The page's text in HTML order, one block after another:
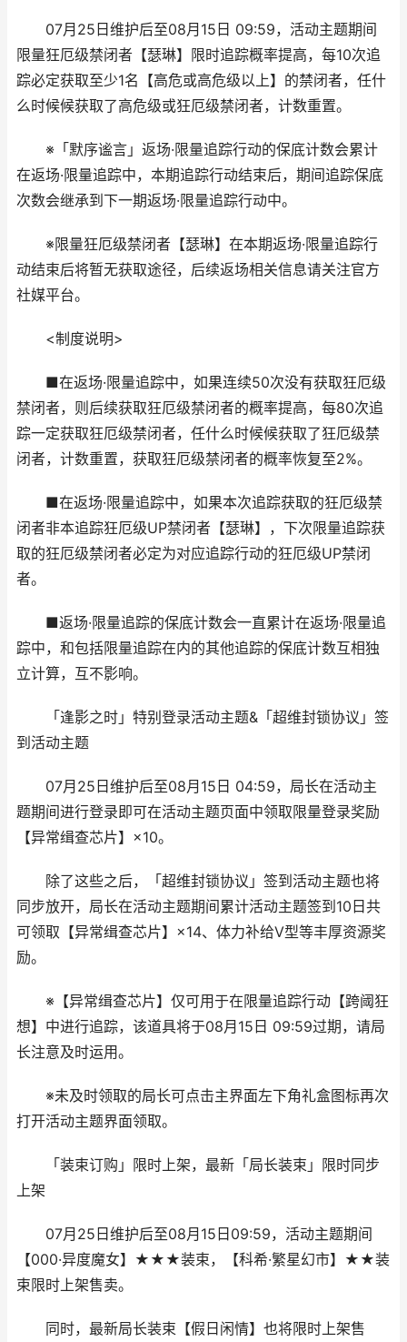
07月25日维护后至08月15日 09:59，活动主题期间
限量狂厄级禁闭者【瑟琳】限时追踪概率提高，每10次追
踪必定获取至少1名【高危或高危级以上】的禁闭者，任什
么时候候获取了高危级或狂厄级禁闭者，计数重置。
※「默序谧言」返场·限量追踪行动的保底计数会累计
在返场·限量追踪中，本期追踪行动结束后，期间追踪保底
次数会继承到下一期返场·限量追踪行动中。
※限量狂厄级禁闭者【瑟琳】在本期返场·限量追踪行
动结束后将暂无获取途径，后续返场相关信息请关注官方
社媒平台。
<制度说明>
■在返场·限量追踪中，如果连续50次没有获取狂厄级
禁闭者，则后续获取狂厄级禁闭者的概率提高，每80次追
踪一定获取狂厄级禁闭者，任什么时候候获取了狂厄级禁
闭者，计数重置，获取狂厄级禁闭者的概率恢复至2%。
■在返场·限量追踪中，如果本次追踪获取的狂厄级禁
闭者非本追踪狂厄级UP禁闭者【瑟琳】，下次限量追踪获
取的狂厄级禁闭者必定为对应追踪行动的狂厄级UP禁闭
者。
■返场·限量追踪的保底计数会一直累计在返场·限量追
踪中，和包括限量追踪在内的其他追踪的保底计数互相独
立计算，互不影响。
「逢影之时」特别登录活动主题&「超维封锁协议」签
到活动主题
07月25日维护后至08月15日 04:59，局长在活动主
题期间进行登录即可在活动主题页面中领取限量登录奖励
【异常缉查芯片】×10。
除了这些之后，「超维封锁协议」签到活动主题也将
同步放开，局长在活动主题期间累计活动主题签到10日共
可领取【异常缉查芯片】×14、体力补给Ⅴ型等丰厚资源奖
励。
※【异常缉查芯片】仅可用于在限量追踪行动【跨阈狂
想】中进行追踪，该道具将于08月15日 09:59过期，请局
长注意及时运用。
※未及时领取的局长可点击主界面左下角礼盒图标再次
打开活动主题界面领取。
「装束订购」限时上架，最新「局长装束」限时同步
上架
07月25日维护后至08月15日09:59，活动主题期间
【000·异度魔女】★★★装束，【科希·繁星幻市】★★装
束限时上架售卖。
同时，最新局长装束【假日闲情】也将限时上架售